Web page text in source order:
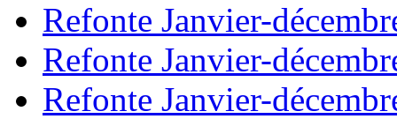
Refonte Janvier-
Refonte Janvier-
Refonte Janvier-